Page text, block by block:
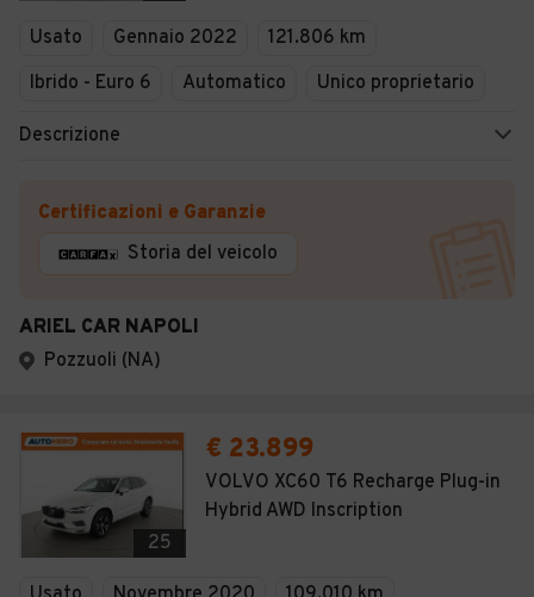
Usato Gennaio 2022
121.806 km
Ibrido - Euro 6
Automatico Unico proprietario
Descrizione
Certificazioni e Garanzie
Storia del veicolo
ARIEL CAR NAPOLI
Pozzuoli (NA)
25
€ 23.899
VOLVO XC60 T6 Recharge Plug-in
Hybrid AWD Inscription